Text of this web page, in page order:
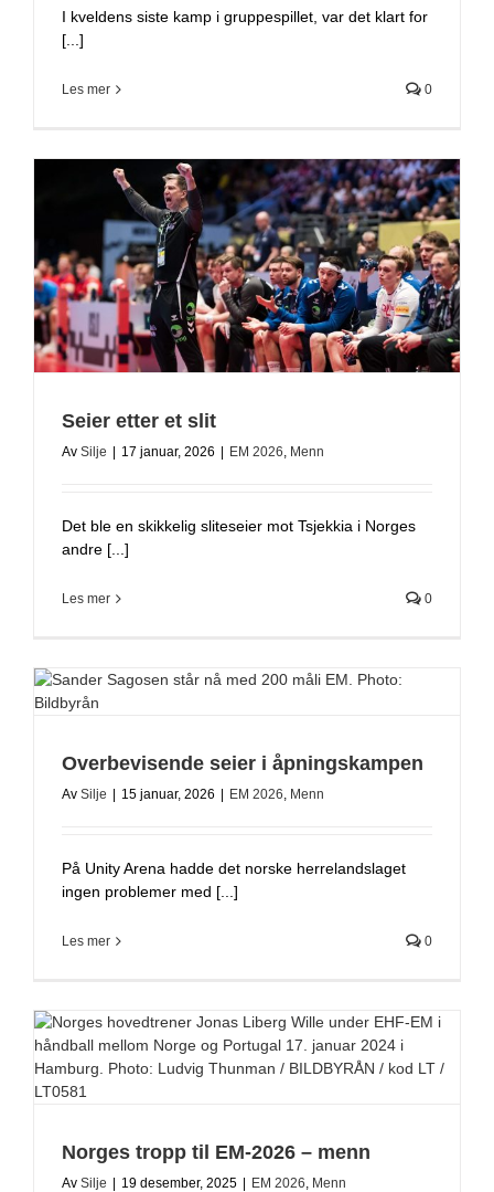
I kveldens siste kamp i gruppespillet, var det klart for
[...]
Les mer 0
Seier etter et slit
Av Silje 17 januar, 2026 EM 2026, Menn
Det ble en skikkelig sliteseier mot Tsjekkia i Norges
andre [...]
Les mer 0
Overbevisende seier i åpningskampen
Av Silje 15 januar, 2026 EM 2026, Menn
På Unity Arena hadde det norske herrelandslaget
ingen problemer med [...]
Les mer 0
Norges tropp til EM-2026 – menn
Av Silje 19 desember, 2025 EM 2026, Menn